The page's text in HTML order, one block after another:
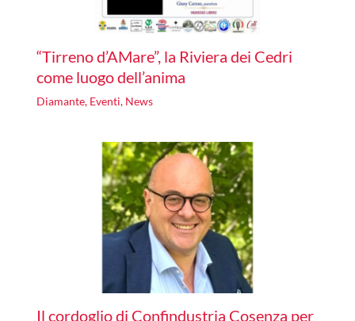
“Tirreno d’AMare”, la Riviera dei Cedri
come luogo dell’anima
Diamante, Eventi, News
Il cordoglio di Confindustria Cosenza per